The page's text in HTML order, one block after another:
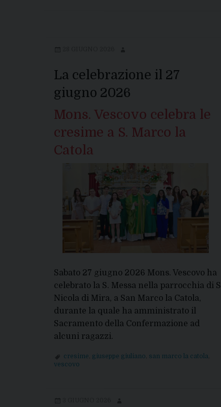
La celebrazione il 27
giugno 2026
Mons. Vescovo celebra le
cresime a S. Marco la
Catola
Sabato 27 giugno 2026 Mons. Vescovo ha
celebrato la S. Messa nella parrocchia di
Nicola di Mira, a San Marco la Catola,
durante la quale ha amministrato il
Sacramento della Confermazione ad
alcuni ragazzi.
cresime giuseppe giuliano san marco la catola
vescovo